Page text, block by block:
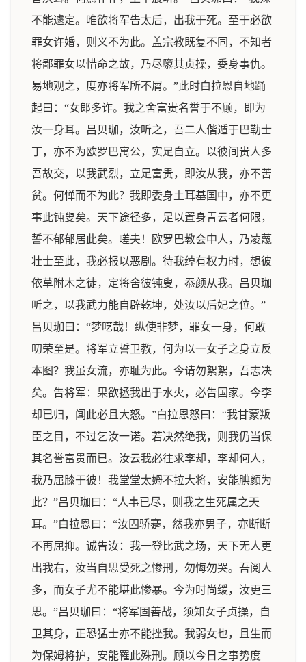
不能遽定。唯欲将军告太后，出我于死。至于必欲
罪女许婚，则义不为此。盖宗教既复不同，不知者
将鄙罪女以惜命之故，乃尽隳其贞操，委身事仇。
易地观之，度亦将军所不屑。”此时白拉恩自地踊
起曰：“女郎多诈。我之舍富贵名誉于不顾，即为
汝一身耳。吕贝珈，汝听之，吾二人偕遁于巴勒士
丁，亦不为欧罗巴寓公，实足自立。以彼间贵人多
吾故交，以我武烈，立足富贵，即汝从我，亦不苦
贫。何惮而不为此？我即委身土耳基国中，亦不更
事此钝叟矣。天下途径多，足以置身青云者何限，
誓不郁郁居此矣。嗟夫！欧罗巴教会中人，乃凌蔑
壮士至此，我必报以恶剧。待我绰有权力时，想彼
依草附木之徒，定将舍彼钝叟，忝颜从我。吕贝珈
听之，以我武力能自辟乾坤，处汝以后妃之位。”
吕贝珈曰：“梦呓哉！纵使非梦，罪女一身，何敢
叨荣至是。将军立誓卫教，何为以一女子之身立反
本图？我虽女流，亦耻为此。今请勿絮絮，吾志决
矣。告将军：果欲拯我出于水火，必告国家。今李
却已归，闻此必且大怒。”白拉恩怒曰：“我甘蒙叛
臣之目，不过乞汝一诺。若决然绝我，则我仍当保
其名誉富贵而已。汝云我必往求李却，李却何人，
我乃屈膝于彼！我堂堂太姆不拉大将，安能腆颜为
此？”吕贝珈曰：“人事已尽，则我之生死属之天
耳。”白拉恩曰：“汝固骄蹇，然我亦男子，亦断断
不再屈抑。诚告汝：我一登比武之场，天下无人更
出我右，汝当自思受死之惨刑，勿悔勿哭。吾阅人
多，而女子尤不能堪此惨暴。今为时尚缓，汝更三
思。”吕贝珈曰：“将军固善战，须知女子贞操，自
卫其身，正恐猛士亦不能挫我。我弱女也，且生而
为保姆将护，安能罹此殊刑。顾以今日之事势度